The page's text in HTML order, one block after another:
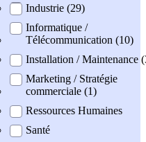
Industrie (29)
Informatique /
Télécommunication (10)
Installation / Maintenance
Marketing / Stratégie
commerciale (1)
Ressources Humaines
Santé